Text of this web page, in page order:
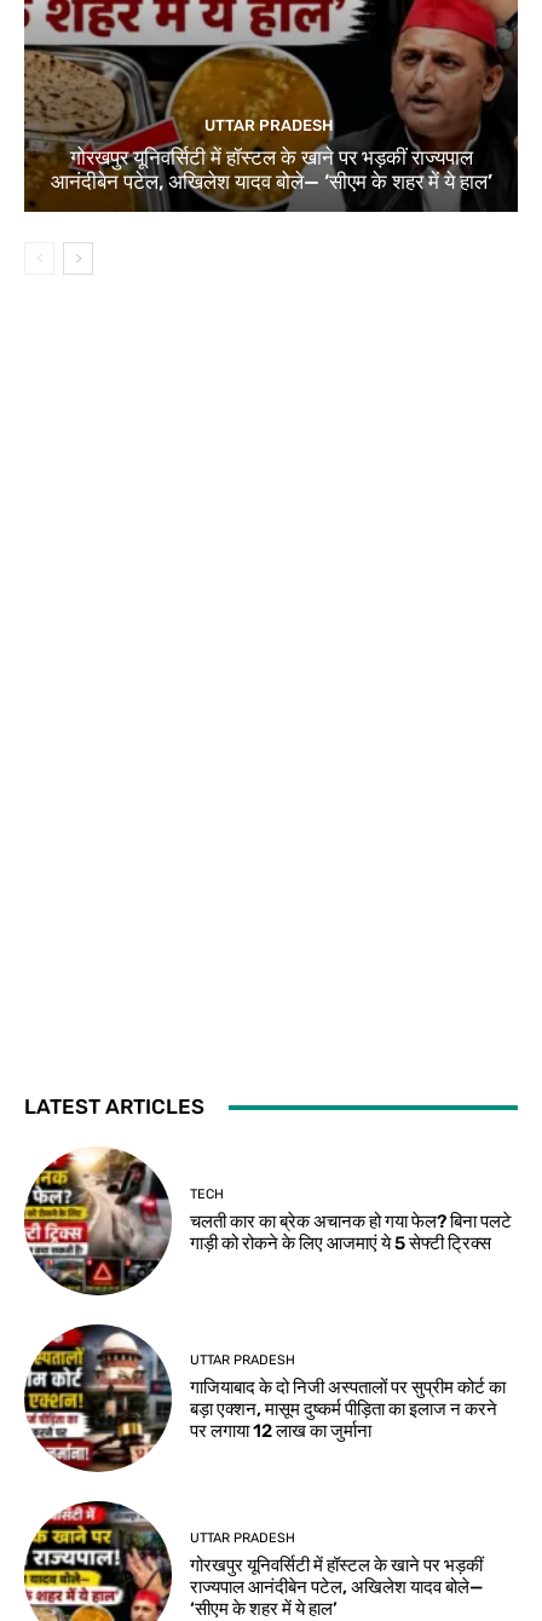
UTTAR PRADESH
गोरखपुर यूनिवर्सिटी में हॉस्टल के खाने पर भड़कीं राज्यपाल
आनंदीबेन पटेल, अखिलेश यादव बोले— ‘सीएम के शहर में ये हाल’
LATEST ARTICLES
TECH
चलती कार का ब्रेक अचानक हो गया फेल? बिना पलटे
गाड़ी को रोकने के लिए आजमाएं ये 5 सेफ्टी ट्रिक्स
UTTAR PRADESH
गाजियाबाद के दो निजी अस्पतालों पर सुप्रीम कोर्ट का
बड़ा एक्शन, मासूम दुष्कर्म पीड़िता का इलाज न करने
पर लगाया 12 लाख का जुर्माना
UTTAR PRADESH
गोरखपुर यूनिवर्सिटी में हॉस्टल के खाने पर भड़कीं
राज्यपाल आनंदीबेन पटेल, अखिलेश यादव बोले—
‘सीएम के शहर में ये हाल’